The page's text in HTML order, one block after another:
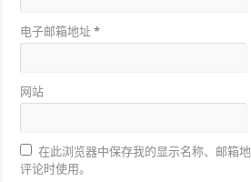
电子邮箱地址*
网站
在此浏览器中保存我的显示名称、邮箱
评论时使用。